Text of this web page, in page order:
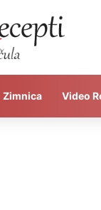
Zimnica Video